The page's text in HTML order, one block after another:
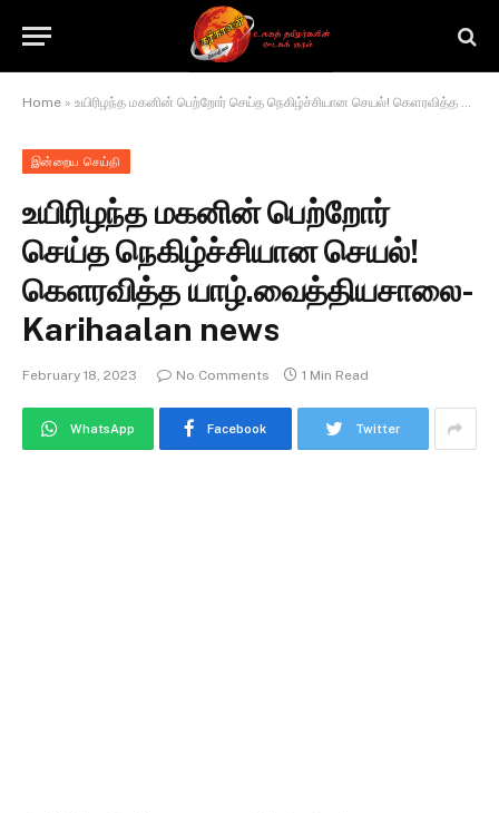
Home » உயிரிழந்த மகனின் பெற்றோர் செய்த நெகிழ்ச்சியான செயல்! கெளரவித்த யாழ்.வைத்தியசாலை-Karihaalan news
இன்றைய செய்தி
உயிரிழந்த மகனின் பெற்றோர்
செய்த நெகிழ்ச்சியான செயல்!
கெளரவித்த யாழ்.வைத்தியசாலை-
Karihaalan news
February 18, 2023 No Comments 1 Min Read
WhatsApp Facebook Twitter